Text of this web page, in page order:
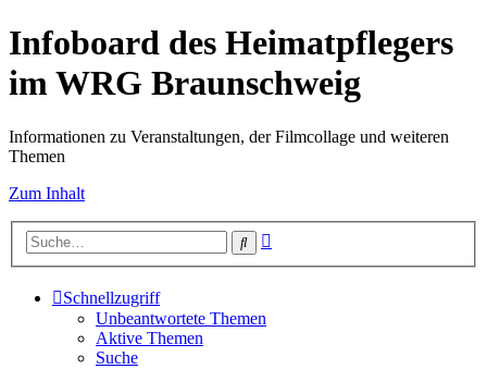
Infoboard des Heimatpflegers
im WRG Braunschweig
Informationen zu Veranstaltungen, der Filmcollage und weiteren
Themen
Zum Inhalt
Suche
Schnellzugriff
Unbeantwortete Themen
Aktive Themen
Suche